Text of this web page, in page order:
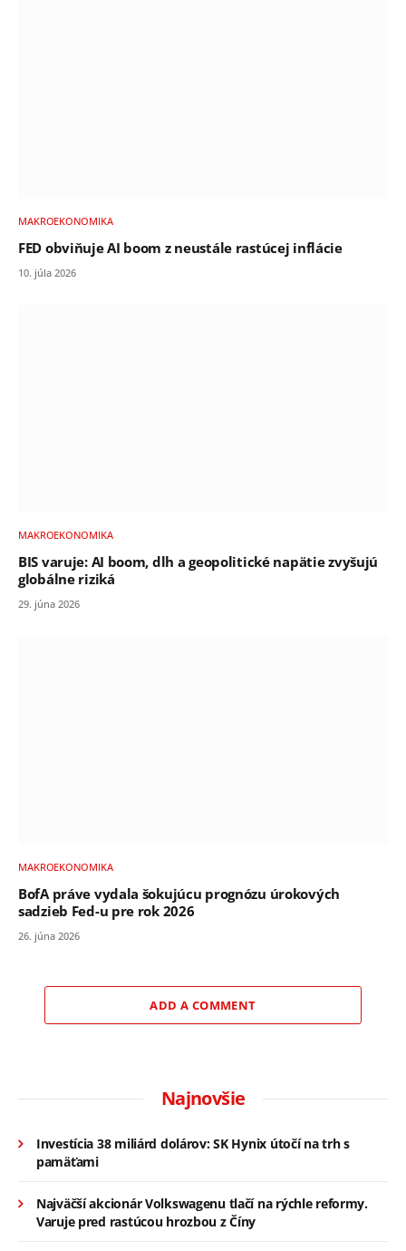
MAKROEKONOMIKA
FED obviňuje AI boom z neustále rastúcej inflácie
10. júla 2026
MAKROEKONOMIKA
BIS varuje: AI boom, dlh a geopolitické napätie zvyšujú
globálne riziká
29. júna 2026
MAKROEKONOMIKA
BofA práve vydala šokujúcu prognózu úrokových
sadzieb Fed-u pre rok 2026
26. júna 2026
ADD A COMMENT
Najnovšie
Investícia 38 miliárd dolárov: SK Hynix útočí na trh s
pamäťami
Najväčší akcionár Volkswagenu tlačí na rýchle reformy.
Varuje pred rastúcou hrozbou z Číny